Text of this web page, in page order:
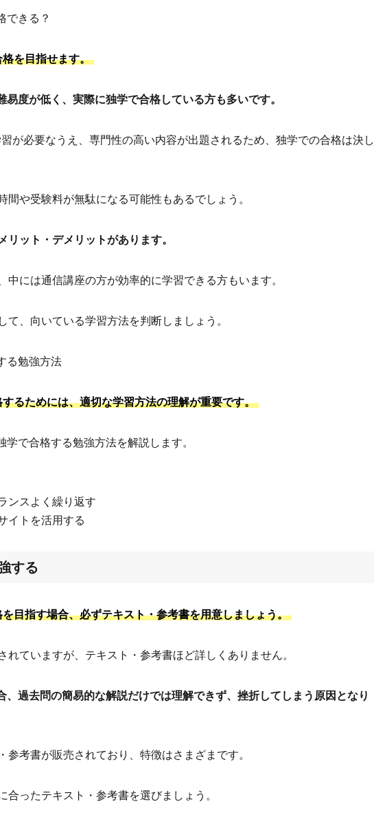
できる？
を目指せます。
易度が低く、実際に独学で合格している方も多いです。
が必要なうえ、専門性の高い内容が出題されるため、独学での合格は決し
間や受験料が無駄になる可能性もあるでしょう。
ット・デメリットがあります。
中には通信講座の方が効率的に学習できる方もいます。
て、向いている学習方法を判断しましょう。
る勉強方法
るためには、適切な学習方法の理解が重要です。
で合格する勉強方法を解説します。
ンスよく繰り返す
イトを活用する
する
目指す場合、必ずテキスト・参考書を用意しましょう。
れていますが、テキスト・参考書ほど詳しくありません。
、過去問の簡易的な解説だけでは理解できず、挫折してしまう原因となり
参考書が販売されており、特徴はさまざまです。
合ったテキスト・参考書を選びましょう。